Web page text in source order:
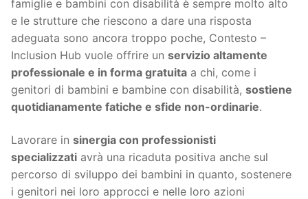
famiglie e bambini con disabilità è sempre molto alto
e le strutture che riescono a dare una risposta
adeguata sono ancora troppo poche, Contesto –
Inclusion Hub vuole offrire un servizio altamente
professionale e in forma gratuita a chi, come i
genitori di bambini e bambine con disabilità, sostiene
quotidianamente fatiche e sfide non-ordinarie.
Lavorare in sinergia con professionisti
specializzati avrà una ricaduta positiva anche sul
percorso di sviluppo dei bambini in quanto, sostenere
i genitori nei loro approcci e nelle loro azioni